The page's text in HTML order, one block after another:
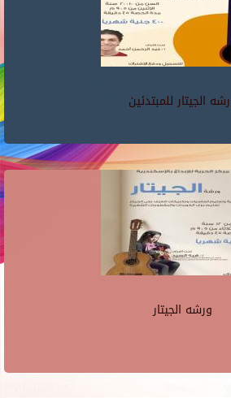
الجيتار للمبتدئين
ورشه الجيتار